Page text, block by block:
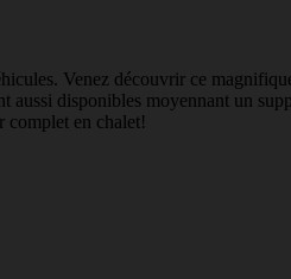
Venez découvrir ce
disponibles moyennant un
complet en chalet!